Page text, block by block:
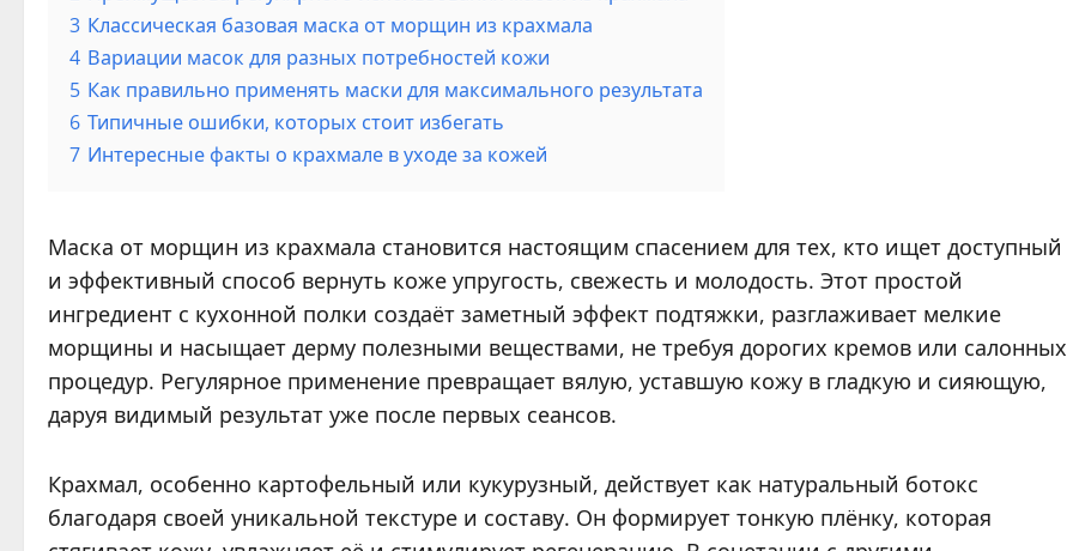
3 Классическая базовая маска от морщин из крахмала
4 Вариации масок для разных потребностей кожи
5 Как правильно применять маски для максимального результата
6 Типичные ошибки, которых стоит избегать
7 Интересные факты о крахмале в уходе за кожей
Маска от морщин из крахмала становится настоящим спасением для тех, кто ищет доступный
и эффективный способ вернуть коже упругость, свежесть и молодость. Этот простой
ингредиент с кухонной полки создаёт заметный эффект подтяжки, разглаживает мелкие
морщины и насыщает дерму полезными веществами, не требуя дорогих кремов или салонных
процедур. Регулярное применение превращает вялую, уставшую кожу в гладкую и сияющую,
даруя видимый результат уже после первых сеансов.
Крахмал, особенно картофельный или кукурузный, действует как натуральный ботокс
благодаря своей уникальной текстуре и составу. Он формирует тонкую плёнку, которая